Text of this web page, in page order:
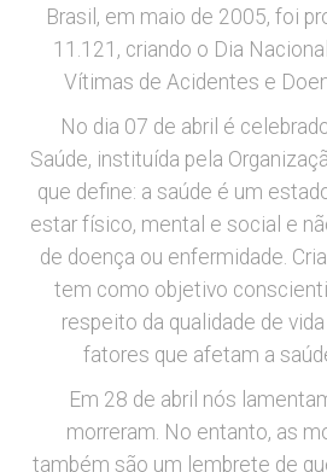
Brasil, em maio de 2005, foi
11.121, criando o Dia
Vítimas de Acidentes e
No dia 07 de abril é
Saúde, instituída pela
que define: a saúde é um
estar físico, mental e social e
de doença ou enfermidade.
tem como objetivo
respeito da qualidade de
fatores que afetam a
Em 28 de abril nós
morreram. No entanto, as
também são um lembrete de